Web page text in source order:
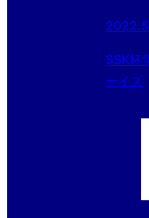
SSK杯
ーイズ